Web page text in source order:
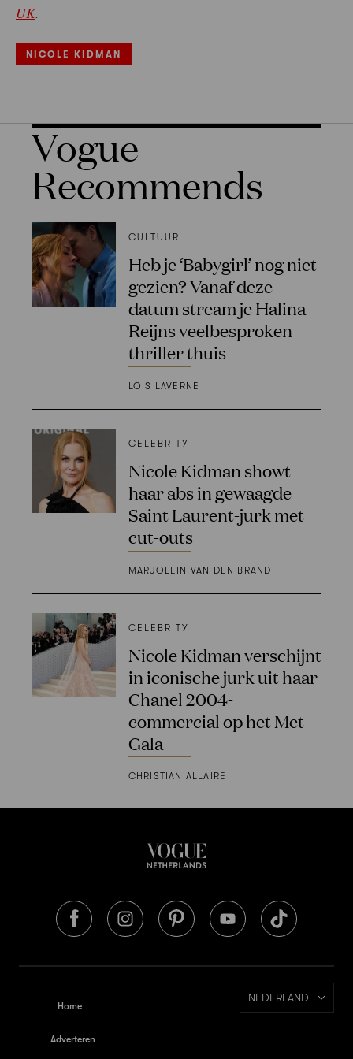
UK.
NICOLE KIDMAN
Vogue
Recommends
CULTUUR
Heb je ‘Babygirl’ nog niet
gezien? Vanaf deze
datum stream je Halina
Reijns veelbesproken
thriller thuis
LOIS LAVERNE
CELEBRITY
Nicole Kidman showt
haar abs in gewaagde
Saint Laurent-jurk met
cut-outs
MARJOLEIN VAN DEN BRAND
CELEBRITY
Nicole Kidman verschijnt
in iconische jurk uit haar
Chanel 2004-
commercial op het Met
Gala
CHRISTIAN ALLAIRE
Home
Adverteren
NEDERLAND